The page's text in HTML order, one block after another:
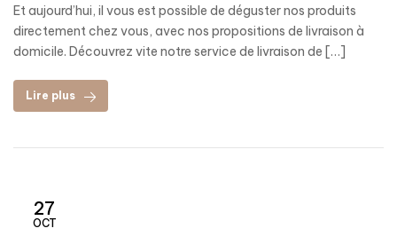
Et aujourd’hui, il vous est possible de déguster nos produits
directement chez vous, avec nos propositions de livraison à
domicile. Découvrez vite notre service de livraison de […]
Lire plus
27
OCT